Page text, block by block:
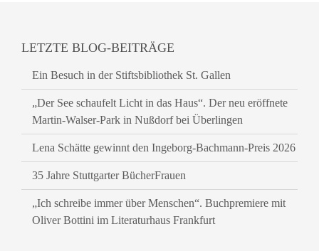
LETZTE BLOG-BEITRÄGE
Ein Besuch in der Stiftsbibliothek St. Gallen
„Der See schaufelt Licht in das Haus“. Der neu eröffnete
Martin-Walser-Park in Nußdorf bei Überlingen
Lena Schätte gewinnt den Ingeborg-Bachmann-Preis 2026
35 Jahre Stuttgarter BücherFrauen
„Ich schreibe immer über Menschen“. Buchpremiere mit
Oliver Bottini im Literaturhaus Frankfurt